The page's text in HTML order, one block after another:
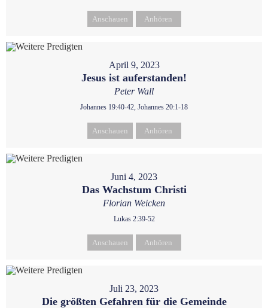
Anschauen Anhören
April 9, 2023
Jesus ist auferstanden!
Peter Wall
Johannes 19:40-42, Johannes 20:1-18
Anschauen Anhören
Juni 4, 2023
Das Wachstum Christi
Florian Weicken
Lukas 2:39-52
Anschauen Anhören
Juli 23, 2023
Die größten Gefahren für die Gemeinde